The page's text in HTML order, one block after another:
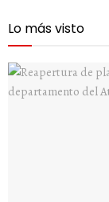
Lo más visto